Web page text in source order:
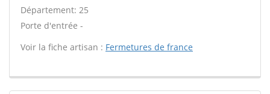
Département: 25
Porte d'entrée -
Voir la fiche artisan : Fermetures de france